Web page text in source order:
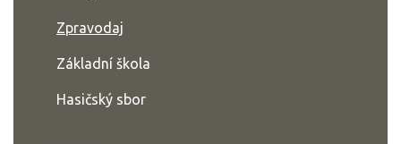
Zpravodaj
Základní škola
Hasičský sbor